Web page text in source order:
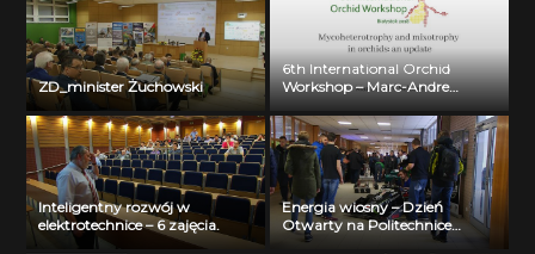
ZD_minister Żuchowski
6th International Orchid
Workshop – Marc-Andre
Selosse
Inteligentny rozwój w
elektrotechnice – 6 zajęcia.
Energia wiosny – Dzień
Otwarty na Politechnice
Białostockiej